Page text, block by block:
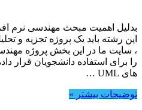
بدلیل اهمیت مبحث مهندسی نرم
این رشته باید یک پروژه تجزیه و
، سایت ما در این بخش پروژه
را برای استفاده دانشجویان قرار
های UML …
توضیحات بیشتر »